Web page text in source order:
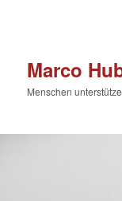
Marco
Menschen